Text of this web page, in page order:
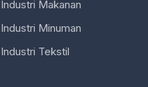
Industri Makanan
Industri Minuman
Industri Tekstil